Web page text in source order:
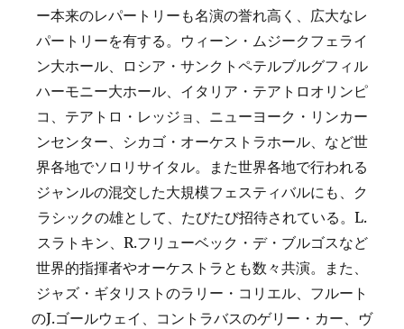
ー本来のレパートリーも名演の誉れ高く、広大なレ
パートリーを有する。ウィーン・ムジークフェライ
ン大ホール、ロシア・サンクトペテルブルグフィル
ハーモニー大ホール、イタリア・テアトロオリンピ
コ、テアトロ・レッジョ、ニューヨーク・リンカー
ンセンター、シカゴ・オーケストラホール、など世
界各地でソロリサイタル。また世界各地で行われる
ジャンルの混交した大規模フェスティバルにも、ク
ラシックの雄として、たびたび招待されている。L.
スラトキン、R.フリューベック・デ・ブルゴスなど
世界的指揮者やオーケストラとも数々共演。また、
ジャズ・ギタリストのラリー・コリエル、フルート
のJ.ゴールウェイ、コントラバスのゲリー・カー、ヴ